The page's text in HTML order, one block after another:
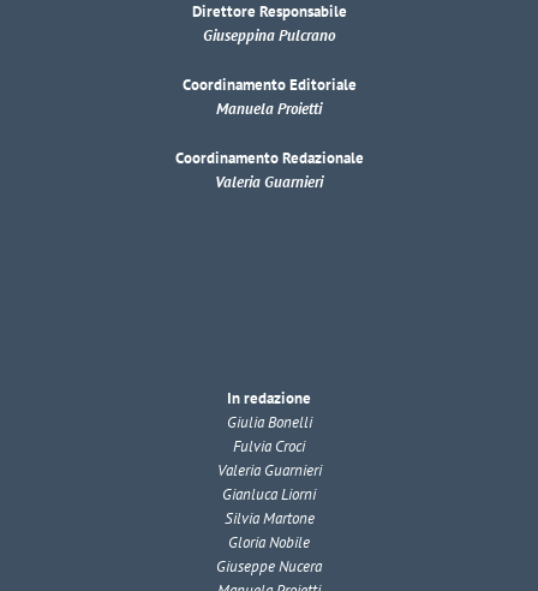
Direttore Responsabile
Giuseppina Pulcrano
Coordinamento Editoriale
Manuela Proietti
Coordinamento Redazionale
Valeria Guarnieri
In redazione
Giulia Bonelli
Fulvia Croci
Valeria Guarnieri
Gianluca Liorni
Silvia Martone
Gloria Nobile
Giuseppe Nucera